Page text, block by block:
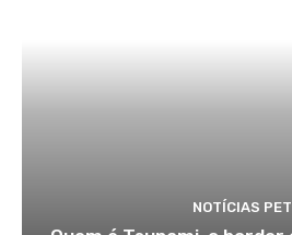
NOTÍCIAS PET